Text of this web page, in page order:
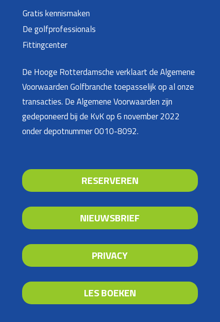
Gratis kennismaken
De golfprofessionals
Fittingcenter
De Hooge Rotterdamsche verklaart de Algemene
Voorwaarden Golfbranche toepasselijk op al onze
transacties. De Algemene Voorwaarden zijn
gedeponeerd bij de KvK op 6 november 2022
onder depotnummer 0010-8092.
RESERVEREN
NIEUWSBRIEF
PRIVACY
LES BOEKEN